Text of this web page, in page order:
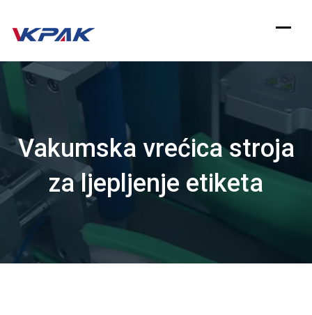
Preskoči
Vakumska vrećica stroja
za ljepljenje etiketa